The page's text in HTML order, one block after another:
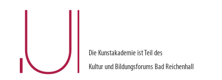
Die Kunstakademie ist Teil des
Kultur und Bildungsforums Bad Reichenhall